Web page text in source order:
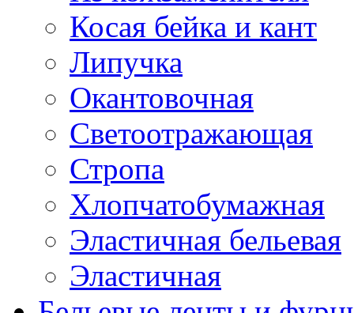
Косая бейка и кант
Липучка
Окантовочная
Светоотражающая
Стропа
Хлопчатобумажная
Эластичная бельевая
Эластичная